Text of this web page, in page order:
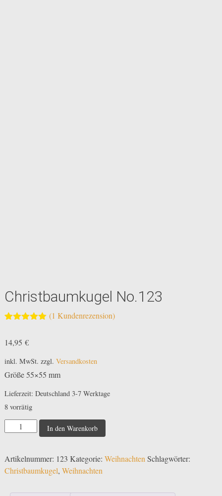
Christbaumkugel No.123
basierend
Kundenbewertung
(1 Kundenrezension)
14,95 €
inkl. MwSt. zzgl. Versandkosten
Größe 55×55 mm
Lieferzeit: Deutschland 3-7 Werktage
8 vorrätig
Christbaumkugel
No.123
In den Warenkorb
Artikelnummer: 123 Kategorie: Weihnachten Schlagwörter:
Christbaumkugel, Weihnachten